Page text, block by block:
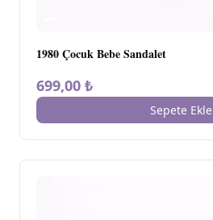
1980 Çocuk Bebe Sandalet
699,00 ₺
Sepete Ekle